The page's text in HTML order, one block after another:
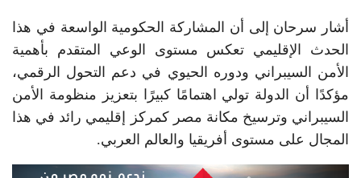
أشار سرحان إلى أن المشاركة الحكومية الواسعة في هذا
الحدث الإقليمي تعكس مستوى الوعي المتقدم بأهمية
الأمن السيبراني ودوره الحيوي في دعم التحول الرقمي،
مؤكدًا أن الدولة تولي اهتمامًا كبيرًا بتعزيز منظومة الأمن
السيبراني وترسيخ مكانة مصر كمركز إقليمي رائد في هذا
المجال على مستوى أفريقيا والعالم العربي.